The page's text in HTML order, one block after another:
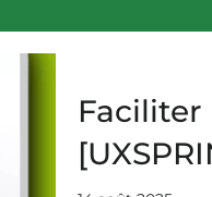
Faciliter